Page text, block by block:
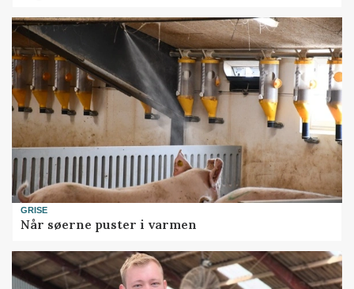
GRISE
Når søerne puster i varmen